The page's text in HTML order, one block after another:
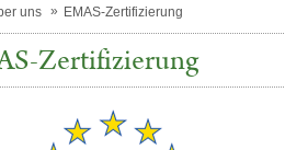
uns EMAS-Zertifizierung
Zertifizierung